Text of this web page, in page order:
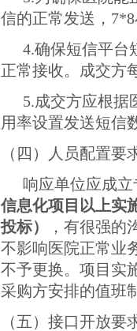
信的正常发送，
4.确保短信平台
正常接收。成交方
5.成交方应根据
用率设置发送短信
（四）人员配置要
响应单位应成
信息化项目以上实
投标）
，有很强
不影响医院正常业
不予更换。项目实
采购方安排的值班
（五）接口开放要